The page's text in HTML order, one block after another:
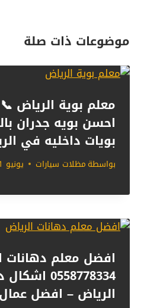
موضوعات ذات صلة
احسن بويه جدران
بويات داخليه في
بواسطة مظلات سيارات يونيو 11, 2024
افضل معلم دهانات
الرياض – افضل